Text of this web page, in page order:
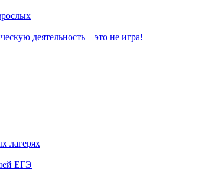
деятельность – это не игра!
лагерях
ЕГЭ